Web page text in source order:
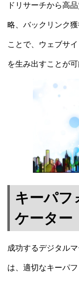
ドリサーチから高
略、バックリンク
ことで、ウェブサ
を生み出すことが可
キーパフ
ケーター
成功するデジタル
は、適切なキーパ